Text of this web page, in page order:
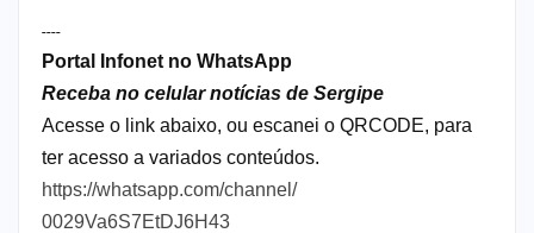
----
Portal Infonet no WhatsApp
Receba no celular notícias de Sergipe
Acesse o link abaixo, ou escanei o QRCODE, para
ter acesso a variados conteúdos.
https://whatsapp.com/channel/
0029Va6S7EtDJ6H43